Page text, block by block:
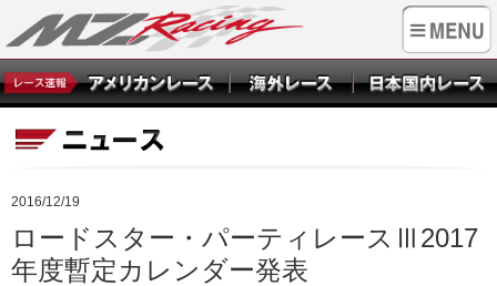
2016/12/19
ロードスター・パーティレースⅢ2017
年度暫定カレンダー発表